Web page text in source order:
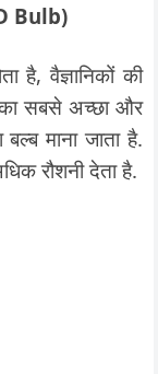
Bulb)
है, वैज्ञानिकों की
का सबसे अच्छा और
माना जाता है.
रौशनी देता है.